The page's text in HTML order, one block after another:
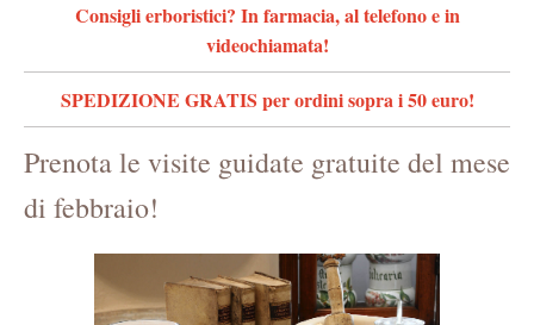
Consigli erboristici? In farmacia, al telefono e in
videochiamata!
SPEDIZIONE GRATIS per ordini sopra i 50 euro!
Prenota le visite guidate gratuite del mese
di febbraio!